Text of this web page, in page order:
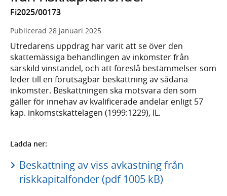
Fi2025/00173
Publicerad 28 januari 2025
Utredarens uppdrag har varit att se över den
skattemässiga behandlingen av inkomster från
särskild vinstandel, och att föreslå bestämmelser som
leder till en förutsägbar beskattning av sådana
inkomster. Beskattningen ska motsvara den som
gäller för innehav av kvalificerade andelar enligt 57
kap. inkomstskattelagen (1999:1229), IL.
Ladda ner:
Beskattning av viss avkastning från
riskkapitalfonder (pdf 1005 kB)